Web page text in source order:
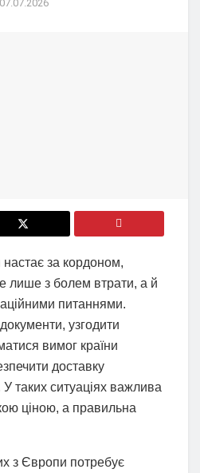
07.07.2026
за кордоном,
лише з болем втрати, а й
питаннями.
узгодити
вимог країни
доставку
У таких ситуаціях важлива
ціною, а правильна
з Європи потребує